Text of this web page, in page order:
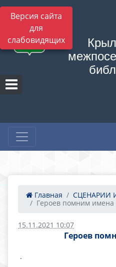
Версия сайта
для
слабовидящих
Главная
СЦЕНАРИИ
Героев помним имена
15.11.2021 10:07
Героев
.